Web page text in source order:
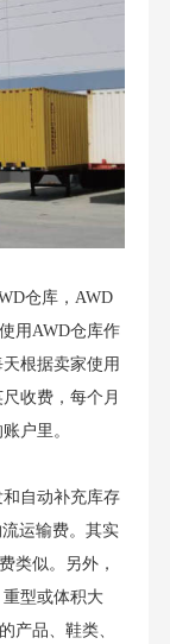
仓库，AWD
用AWD仓库作
根据卖家使用
收费，每个月
户里。
自动补充库存
运输费。其实
类似。另外，
型或体积大
产品、鞋类、